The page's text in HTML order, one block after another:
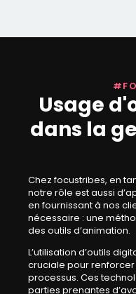
Usage
dans la
Chez focustribes, en
notre rôle est aussi
en fournissant à nos
nécessaire : une
des outils d’animation.
L’utilisation d’outils
cruciale pour renforcer
processus. Ces
parties prenantes